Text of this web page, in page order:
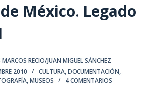
México. Legado
MARCOS RECIO/JUAN MIGUEL SÁNCHEZ
2010 CULTURA,DOCUMENTACIÓN,
,MUSEOS 4 COMENTARIOS